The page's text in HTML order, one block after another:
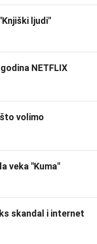
ljudi"
NETFLIX
volimo
veka "Kuma"
skandal i internet